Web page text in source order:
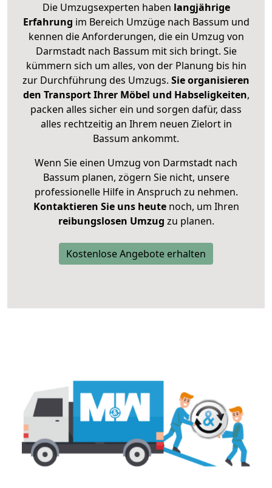
Die Umzugsexperten haben langjährige
Erfahrung im Bereich Umzüge nach Bassum und
kennen die Anforderungen, die ein Umzug von
Darmstadt nach Bassum mit sich bringt. Sie
kümmern sich um alles, von der Planung bis hin
zur Durchführung des Umzugs. Sie organisieren
den Transport Ihrer Möbel und Habseligkeiten,
packen alles sicher ein und sorgen dafür, dass
alles rechtzeitig an Ihrem neuen Zielort in
Bassum ankommt.
Wenn Sie einen Umzug von Darmstadt nach
Bassum planen, zögern Sie nicht, unsere
professionelle Hilfe in Anspruch zu nehmen.
Kontaktieren Sie uns heutenoch, um Ihren
reibungslosen Umzug zu planen.
Kostenlose Angebote erhalten